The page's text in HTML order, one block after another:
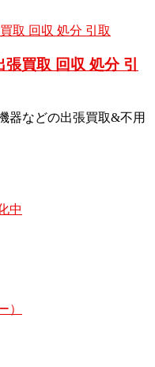
買取 回収 処分 引
器などの出張買取&不用
中
）